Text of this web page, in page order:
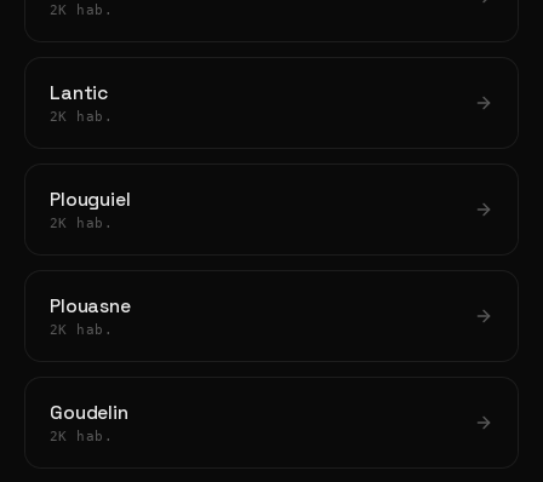
2K hab.
Lantic
2K hab.
Plouguiel
2K hab.
Plouasne
2K hab.
Goudelin
2K hab.